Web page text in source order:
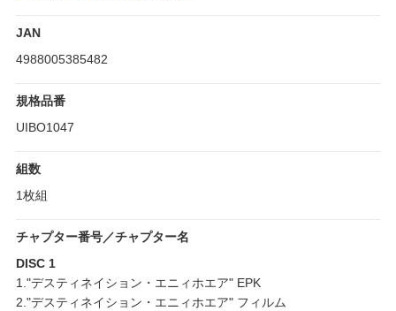
JAN
4988005385482
規格品番
UIBO1047
組数
1枚組
チャプター番号／チャプター名
DISC 1
1."デスティネイション・エニィホエア" EPK
2."デスティネイション・エニィホエア" フィルム